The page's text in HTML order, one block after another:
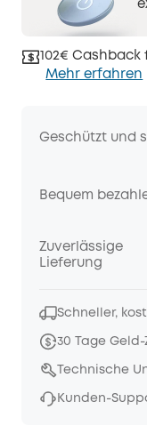
102€ Cashback
Mehr erfahren
Geschützt und
Bequem
Zuverlässige
Lieferung
Schneller,
30 Tage
Technische
Kunden-